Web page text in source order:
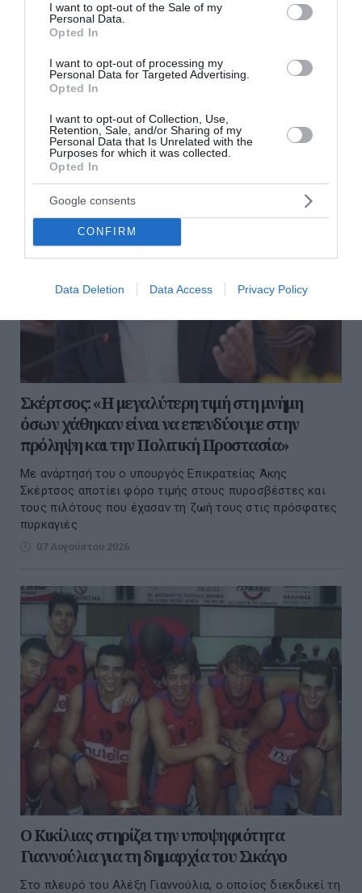
I want to opt-out of the Sale of my
Personal Data.
Opted In
I want to opt-out of processing my
Personal Data for Targeted Advertising.
Opted In
I want to opt-out of Collection, Use,
Retention, Sale, and/or Sharing of my
Personal Data that Is Unrelated with the
Purposes for which it was collected.
Opted In
Google consents
CONFIRM
Data Deletion Data Access Privacy Policy
πυρόπληκτες περιοχές της Δυτικής Αττικής
Κλιμάκιο του ΣΥΡΙΖΑ, με επικεφαλής τον Γραμματέα
Οργανωτικού Γιάννη Μπουλέκο, επισκέφθηκε τις
πυρόπληκτες περιοχές της Δυτικής Αττικής, στο Πόρτο
Γερμενό και τα Βίλια. Κατά τη δ...
07 Αυγούστου 2026
Σκέρτσος: «Η μεγαλύτερη τιμή στη μνήμη
όσων χάθηκαν είναι να επενδύουμε στην
πρόληψη και την Πολιτική Προστασία»
Με ανάρτησή του ο υπουργός Επικρατείας Άκης
Σκέρτσος αποτίει φόρο τιμής στους πυροσβέστες και
τους πιλότους που έχασαν τη ζωή τους στις πρόσφατες
πυρκαγιές
07 Αυγούστου 2026
Ο Κικίλιας στηρίζει την υποψηφιότητα
Γιαννούλια για τη δημαρχία του Σικάγο
Στο πλευρό του Αλέξη Γιαννούλια, ο οποίος διεκδικεί τη